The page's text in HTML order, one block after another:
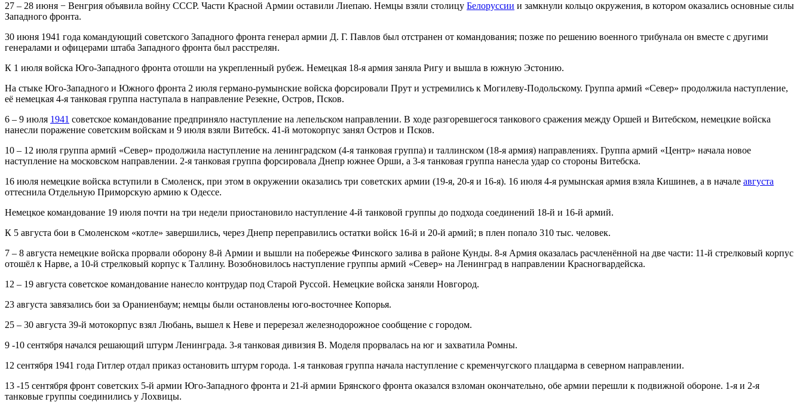
27 – 28 июня − Венгрия объявила войну СССР. Части Красной Армии оставили Лиепаю. Немцы взяли столицу Белоруссии и замкнули кольцо окружения, в котором оказались основные силы
Западного фронта.
30 июня 1941 года командующий советского Западного фронта генерал армии Д. Г. Павлов был отстранен от командования; позже по решению военного трибунала он вместе с другими
генералами и офицерами штаба Западного фронта был расстрелян.
К 1 июля войска Юго-Западного фронта отошли на укрепленный рубеж. Немецкая 18-я армия заняла Ригу и вышла в южную Эстонию.
На стыке Юго-Западного и Южного фронта 2 июля германо-румынские войска форсировали Прут и устремились к Могилеву-Подольскому. Группа армий «Север» продолжила наступление,
её немецкая 4-я танковая группа наступала в направление Резекне, Остров, Псков.
6 – 9 июля 1941 советское командование предприняло наступление на лепельском направлении. В ходе разгоревшегося танкового сражения между Оршей и Витебском, немецкие войска
нанесли поражение советским войскам и 9 июля взяли Витебск. 41-й мотокорпус занял Остров и Псков.
10 – 12 июля группа армий «Север» продолжила наступление на ленинградском (4-я танковая группа) и таллинском (18-я армия) направлениях. Группа армий «Центр» начала новое
наступление на московском направлении. 2-я танковая группа форсировала Днепр южнее Орши, а 3-я танковая группа нанесла удар со стороны Витебска.
16 июля немецкие войска вступили в Смоленск, при этом в окружении оказались три советских армии (19-я, 20-я и 16-я). 16 июля 4-я румынская армия взяла Кишинев, а в начале августа
оттеснила Отдельную Приморскую армию к Одессе.
Немецкое командование 19 июля почти на три недели приостановило наступление 4-й танковой группы до подхода соединений 18-й и 16-й армий.
К 5 августа бои в Смоленском «котле» завершились, через Днепр переправились остатки войск 16-й и 20-й армий; в плен попало 310 тыс. человек.
7 – 8 августа немецкие войска прорвали оборону 8-й Армии и вышли на побережье Финского залива в районе Кунды. 8-я Армия оказалась расчленённой на две части: 11-й стрелковый корпус
отошёл к Нарве, а 10-й стрелковый корпус к Таллину. Возобновилось наступление группы армий «Север» на Ленинград в направлении Красногвардейска.
12 – 19 августа советское командование нанесло контрудар под Старой Руссой. Немецкие войска заняли Новгород.
23 августа завязались бои за Ораниенбаум; немцы были остановлены юго-восточнее Копорья.
25 – 30 августа 39-й мотокорпус взял Любань, вышел к Неве и перерезал железнодорожное сообщение с городом.
9 -10 сентября начался решающий штурм Ленинграда. 3-я танковая дивизия В. Моделя прорвалась на юг и захватила Ромны.
12 сентября 1941 года Гитлер отдал приказ остановить штурм города. 1-я танковая группа начала наступление с кременчугского плацдарма в северном направлении.
13 -15 сентября фронт советских 5-й армии Юго-Западного фронта и 21-й армии Брянского фронта оказался взломан окончательно, обе армии перешли к подвижной обороне. 1-я и 2-я
танковые группы соединились у Лохвицы.